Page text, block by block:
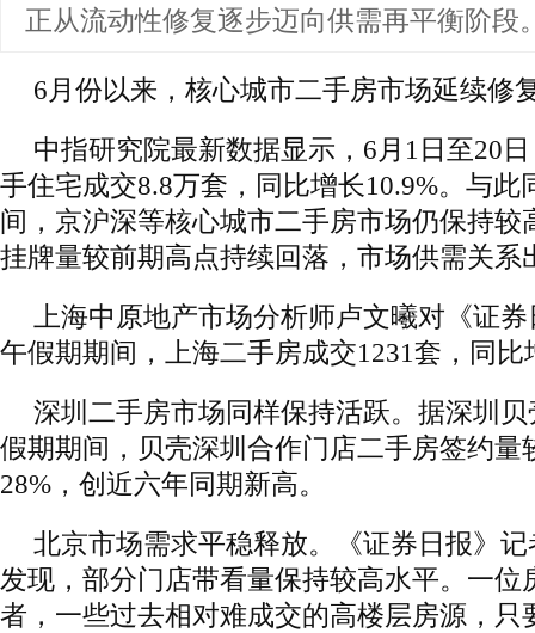
正从流动性修复逐步迈向供需再平衡阶段
6月份以来，核心城市二手房市场延续修
中指研究院最新数据显示，6月1日至20
手住宅成交8.8万套，同比增长10.9%。与此
间，京沪深等核心城市二手房市场仍保持较
挂牌量较前期高点持续回落，市场供需关系
上海中原地产市场分析师卢文曦对《证
午假期期间，上海二手房成交1231套，同比
深圳二手房市场同样保持活跃。据深圳
假期期间，贝壳深圳合作门店二手房签约量
28%，创近六年同期新高。
北京市场需求平稳释放。《证券日报》
发现，部分门店带看量保持较高水平。一位
者，一些过去相对难成交的高楼层房源，只